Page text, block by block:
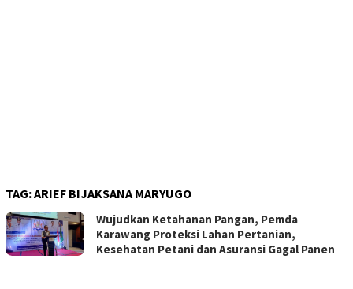
TAG:ARIEF BIJAKSANA MARYUGO
Wujudkan Ketahanan Pangan, Pemda
Karawang Proteksi Lahan Pertanian,
Kesehatan Petani dan Asuransi Gagal Panen